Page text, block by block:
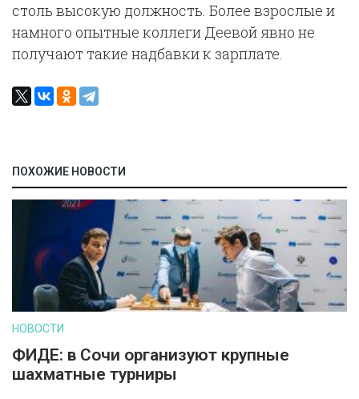
столь высокую должность. Более взрослые и
намного опытные коллеги Деевой явно не
получают такие надбавки к зарплате.
ПОХОЖИЕ НОВОСТИ
НОВОСТИ
ФИДЕ: в Сочи организуют крупные
шахматные турниры